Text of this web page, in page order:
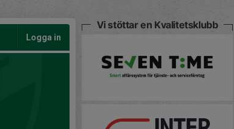
Logga in
Vi stöttar en Kvalitetsklubb